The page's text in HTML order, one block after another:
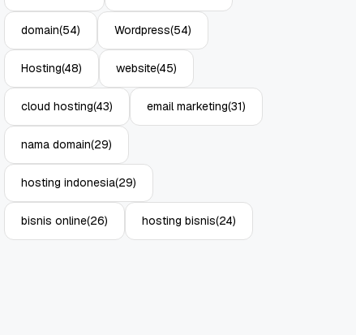
domain(54) Wordpress(54)
Hosting(48) website(45)
cloud hosting(43) email marketing(31)
nama domain(29)
hosting indonesia(29)
bisnis online(26) hosting bisnis(24)